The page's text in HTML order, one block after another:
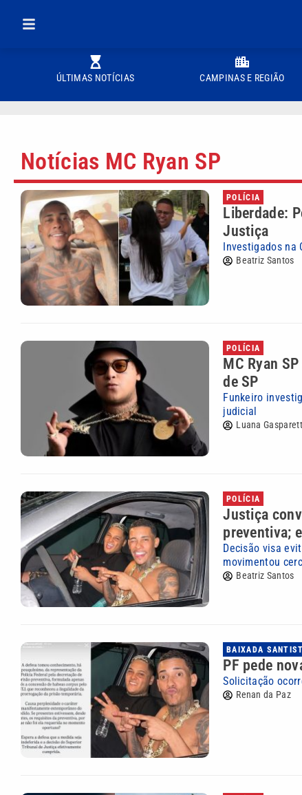
ÚLTIMAS NOTÍCIAS CAMPINAS E REGIÃO
Notícias MC Ryan SP
POLÍCIA
Liberdade:
Justiça
Investigados na
Beatriz Santos
POLÍCIA
MC Ryan
de SP
Funkeiro
judicial
Luana
POLÍCIA
Justiça
preventiva;
Decisão visa
movimentou
Beatriz Santos
BAIXADA
PF pede
Solicitação
Renan da Paz